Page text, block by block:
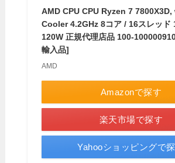
AMD CPU CPU Ryzen 7
Cooler 4.2GHz 8コア / 16スレッド
120W 正規代理店品 100-
輸入品]
AMD
Amazonで探す
楽天市場で探す
Yahooショッピングで